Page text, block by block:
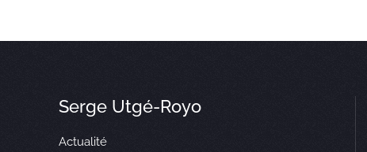
Serge Utgé-Royo
Actualité